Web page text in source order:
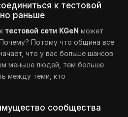
к тестовой
раньше
тестовой сети KGeN может
Потому что община все
что у вас больше шансов
меньше людей, тем больше
между теми, кто
сообщества